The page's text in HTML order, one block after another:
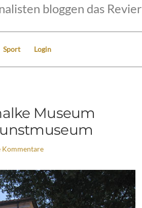
bloggen das Revier
Sport Login
Museum
Kommentare